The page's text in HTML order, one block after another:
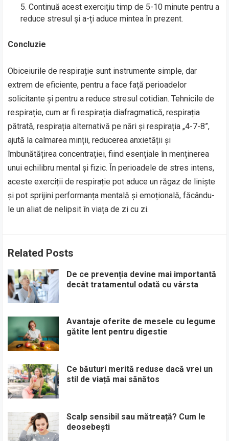
Continuă acest exercițiu timp de 5-10 minute pentru a
reduce stresul și a-ți aduce mintea în prezent.
Concluzie
Obiceiurile de respirație sunt instrumente simple, dar
extrem de eficiente, pentru a face față perioadelor
solicitante și pentru a reduce stresul cotidian. Tehnicile de
respirație, cum ar fi respirația diafragmatică, respirația
pătrată, respirația alternativă pe nări și respirația „4-7-8”,
ajută la calmarea minții, reducerea anxietății și
îmbunătățirea concentrației, fiind esențiale în menținerea
unui echilibru mental și fizic. În perioadele de stres intens,
aceste exerciții de respirație pot aduce un răgaz de liniște
și pot sprijini performanța mentală și emoțională, făcându-
le un aliat de nelipsit în viața de zi cu zi.
Related Posts
De ce prevenția devine mai importantă
decât tratamentul odată cu vârsta
Avantaje oferite de mesele cu legume
gătite lent pentru digestie
Ce băuturi merită reduse dacă vrei un
stil de viață mai sănătos
Scalp sensibil sau mătreață? Cum le
deosebești